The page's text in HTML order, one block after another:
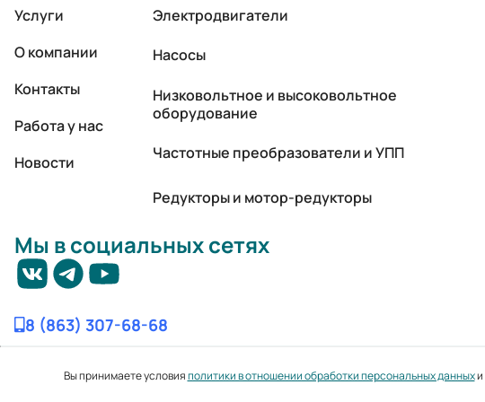
Услуги
О компании
Контакты
Работа у нас
Новости
Электродвигатели
Насосы
Низковольтное и высоковольтное
оборудование
Частотные преобразователи и УПП
Редукторы и мотор-редукторы
Мы в социальных сетях
8 (863) 307-68-68
Вы принимаете условияполитики в отношении обработки персональных данныхи